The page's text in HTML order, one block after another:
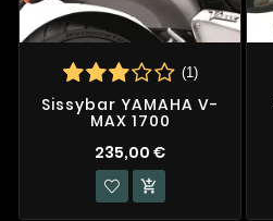
(1)
Sissybar YAMAHA V-
MAX 1700
235,00 €
